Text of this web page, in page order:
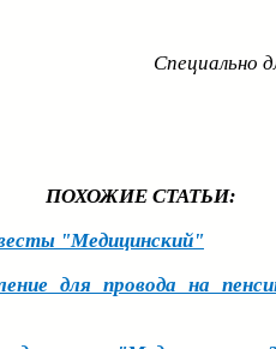
Специально
ПОХОЖИЕ СТАТЬИ:
"Медицинский"
для провода на